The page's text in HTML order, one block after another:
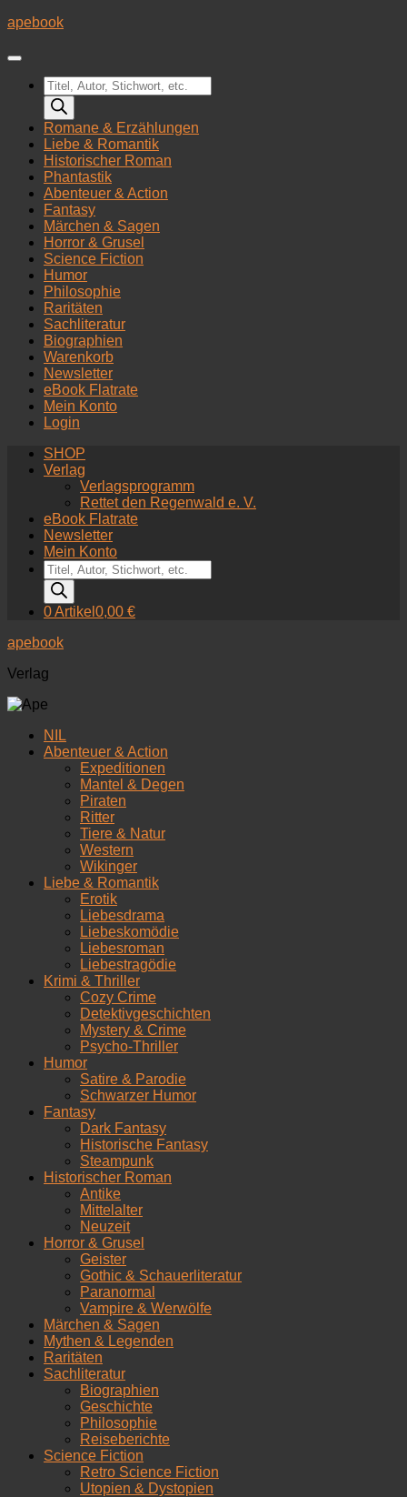
Zum
springen
apebook
Products
search
Romane & Erzählungen
Liebe & Romantik
Historischer Roman
Phantastik
Abenteuer & Action
Fantasy
Märchen & Sagen
Horror & Grusel
Science Fiction
Humor
Philosophie
Raritäten
Sachliteratur
Biographien
Warenkorb
Newsletter
eBook Flatrate
Mein Konto
Login
SHOP
Verlag
Verlagsprogramm
Rettet den Regenwald e. V.
eBook Flatrate
Newsletter
Mein Konto
Products
search
0 Artikel 0,00 €
apebook
Verlag
NIL
Abenteuer & Action
Expeditionen
Mantel & Degen
Piraten
Ritter
Tiere & Natur
Western
Wikinger
Liebe & Romantik
Erotik
Liebesdrama
Liebeskomödie
Liebesroman
Liebestragödie
Krimi & Thriller
Cozy Crime
Detektivgeschichten
Mystery & Crime
Psycho-Thriller
Humor
Satire & Parodie
Schwarzer Humor
Fantasy
Dark Fantasy
Historische Fantasy
Steampunk
Historischer Roman
Antike
Mittelalter
Neuzeit
Horror & Grusel
Geister
Gothic & Schauerliteratur
Paranormal
Vampire & Werwölfe
Märchen & Sagen
Mythen & Legenden
Raritäten
Sachliteratur
Biographien
Geschichte
Philosophie
Reiseberichte
Science Fiction
Retro Science Fiction
Utopien & Dystopien